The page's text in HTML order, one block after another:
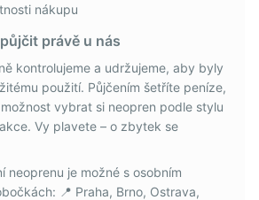
nákupu
právě u nás
kontrolujeme a udržujeme, aby byly
použití. Půjčením šetříte peníze,
vybrat si neopren podle stylu
Vy plavete – o zbytek se
neoprenu je možné s osobním
📍 Praha, Brno, Ostrava,